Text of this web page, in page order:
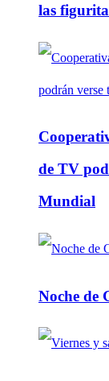
las
de TV
Mundial
Noche de